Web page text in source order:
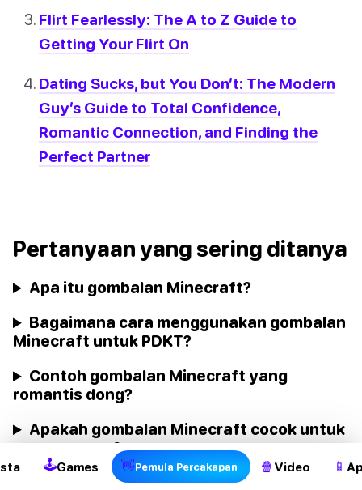
Flirt Fearlessly: The A to Z Guide to
Getting Your Flirt On
Dating Sucks, but You Don’t: The Modern
Guy’s Guide to Total Confidence,
Romantic Connection, and Finding the
Perfect Partner
Pertanyaan yang sering ditanya
Apa itu gombalan Minecraft?
Bagaimana cara menggunakan gombalan
Minecraft untuk PDKT?
Contoh gombalan Minecraft yang
romantis dong?
Apakah gombalan Minecraft cocok untuk
semua orang?
🕹Games 👋Pemula Percakapan 🍿 Video 📱